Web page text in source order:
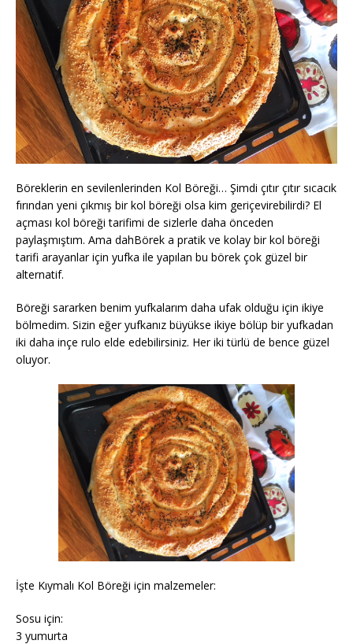
Böreklerin en sevilenlerinden Kol Böreği… Şimdi çıtır çıtır sıcacık
fırından yeni çıkmış bir kol böreği olsa kim geriçevirebilirdi? El
açması kol böreği tarifimi de sizlerle daha önceden
paylaşmıştım. Ama dahBörek a pratik ve kolay bir kol böreği
tarifi arayanlar için yufka ile yapılan bu börek çok güzel bir
alternatif.
Böreği sararken benim yufkalarım daha ufak olduğu için ikiye
bölmedim. Sizin eğer yufkanız büyükse ikiye bölüp bir yufkadan
iki daha inçe rulo elde edebilirsiniz. Her iki türlü de bence güzel
oluyor.
İşte Kıymalı Kol Böreği için malzemeler:
Sosu için:
3 yumurta